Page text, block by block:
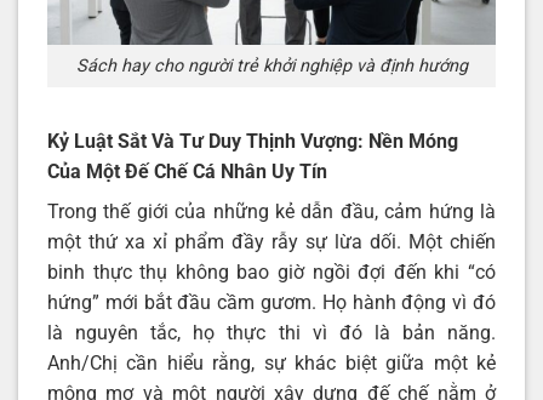
Sách hay cho người trẻ khởi nghiệp và định hướng
Kỷ Luật Sắt Và Tư Duy Thịnh Vượng: Nền Móng
Của Một Đế Chế Cá Nhân Uy Tín
Trong thế giới của những kẻ dẫn đầu, cảm hứng là
một thứ xa xỉ phẩm đầy rẫy sự lừa dối. Một chiến
binh thực thụ không bao giờ ngồi đợi đến khi “có
hứng” mới bắt đầu cầm gươm. Họ hành động vì đó
là nguyên tắc, họ thực thi vì đó là bản năng.
Anh/Chị cần hiểu rằng, sự khác biệt giữa một kẻ
mộng mơ và một người xây dựng đế chế nằm ở